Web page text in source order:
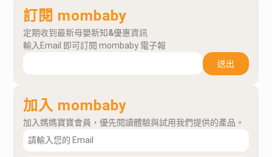
訂閱 mombaby
定期收到最新母嬰新知&優惠資訊
輸入Email 即可訂閱 mombaby 電子報
送出
加入 mombaby
加入媽媽寶寶會員，優先閱讀體驗與試用我們提供的產品。